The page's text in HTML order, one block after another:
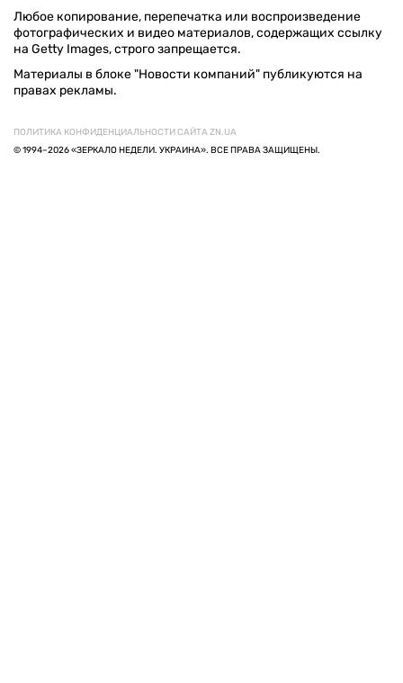
Любое копирование, перепечатка или воспроизведение
фотографических и видео материалов, содержащих ссылку
на Getty Images, строго запрещается.
Материалы в блоке "Новости компаний" публикуются на
правах рекламы.
ПОЛИТИКА КОНФИДЕНЦИАЛЬНОСТИ САЙТА ZN.UA
© 1994–2026 «ЗЕРКАЛО НЕДЕЛИ. УКРАИНА». ВСЕ ПРАВА ЗАЩИЩЕНЫ.